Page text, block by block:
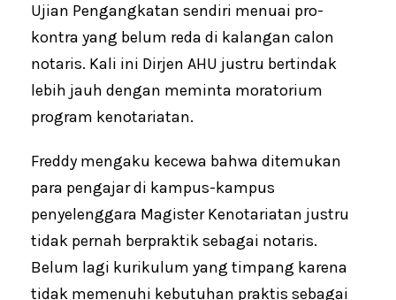
Ujian Pengangkatan sendiri menuai pro-
kontra yang belum reda di kalangan calon
notaris. Kali ini Dirjen AHU justru bertindak
lebih jauh dengan meminta moratorium
program kenotariatan.
Freddy mengaku kecewa bahwa ditemukan
para pengajar di kampus-kampus
penyelenggara Magister Kenotariatan justru
tidak pernah berpraktik sebagai notaris.
Belum lagi kurikulum yang timpang karena
tidak memenuhi kebutuhan praktis sebagai